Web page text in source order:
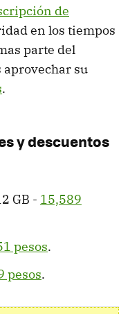
de
en los tiempos
parte del
su
.
y descuentos
GB - 15,589
pesos.
pesos.